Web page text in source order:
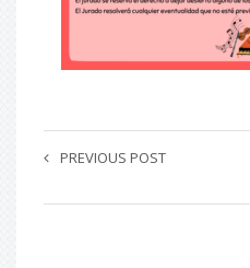
PREVIOUS POST